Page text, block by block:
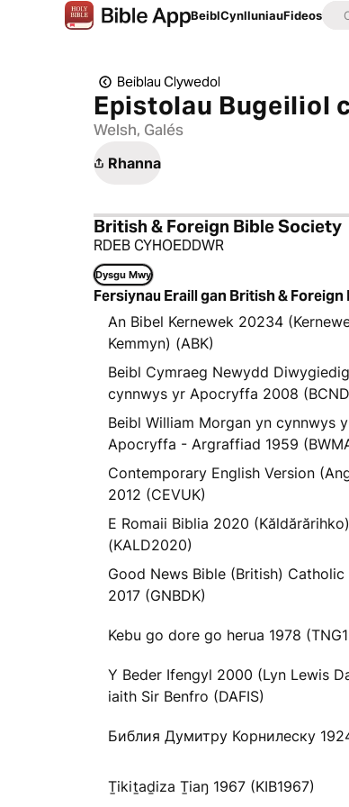
BeiblCynlluniauFideos
Beiblau Clywedol
Epistolau Bugeiliol
Welsh, Galés
Rhanna
British & Foreign Bible Society
RDEB CYHOEDDWR
Dysgu Mwy
Fersiynau Eraill gan British & Foreign
An Bibel Kernewek 20234
Kemmyn) (ABK)
Beibl Cymraeg Newydd
cynnwys yr Apocryffa 2008
Beibl William Morgan yn cynnwys
Apocryffa - Argraffiad 1959
Contemporary English Version
2012 (CEVUK)
E Romaii Biblia 2020 (Kăldărărihko)
(KALD2020)
Good News Bible (British)
2017 (GNBDK)
Kebu go dore go herua 1978
Y Beder Ifengyl 2000 (Lyn Lewis
iaith Sir Benfro (DAFIS)
Библия Думитру Корнилеску
Ṯikiṯaḏiza Ṯiaŋ 1967 (KIB1967)